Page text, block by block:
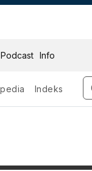
Podcast Info
Indeks